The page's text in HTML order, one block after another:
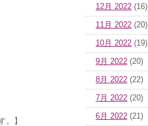
。】
12月 2022 (16)
11月 2022 (20)
10月 2022 (19)
9月 2022 (20)
8月 2022 (22)
7月 2022 (20)
6月 2022 (21)